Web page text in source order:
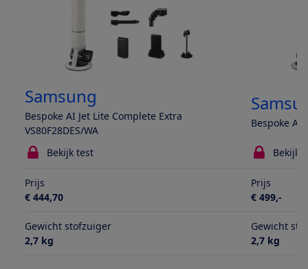
Samsung
Bespoke AI Jet Lite Complete Extra
VS80F28DES/WA
Bespoke AI
Bekijk test Bekijk
Prijs
€ 444,70
Prijs
€ 499,-
Gewicht stofzuiger
2,7 kg
Gewicht
2,7 kg